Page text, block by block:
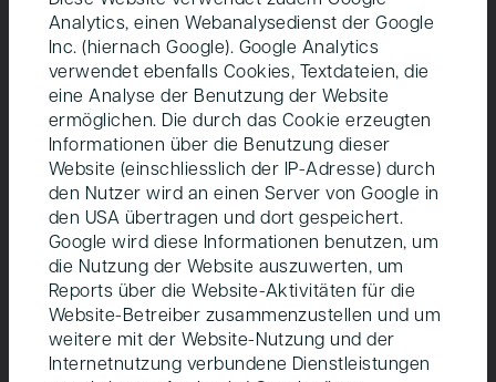
für vielfältige Menschen
Davos Valbella ist zuallererst eine
Wohnüberbauung für die Einheimi­schen und
Erstwohnungs­besitz­er­:innen mit rund 150
Wohn­ein­heiten. Menschen mit unterschied­
lichen Hintergründen, Bedürfnissen und
Einkommens­klassen sollen hier wohnen und
miteinander in Nach­barschaft leben. Der durch­
dachte Mix an Wohn- und Eigentums­formen
zieht unterschied­liche Menschen an und bringt
sie zusammen.
Analytics, einen Webanalysedienst der Google
Inc. (hiernach Google). Google Analytics
verwendet ebenfalls Cookies, Textdateien, die
eine Analyse der Benutzung der Website
ermöglichen. Die durch das Cookie erzeugten
Informationen über die Benutzung dieser
Website (einschliesslich der IP-Adresse) durch
den Nutzer wird an einen Server von Google in
den USA übertragen und dort gespeichert.
Google wird diese Informationen benutzen, um
die Nutzung der Website auszuwerten, um
Reports über die Website-Aktivitäten für die
Website-Betreiber zusammenzustellen und um
weitere mit der Website-Nutzung und der
Internetnutzung verbundene Dienstleistungen